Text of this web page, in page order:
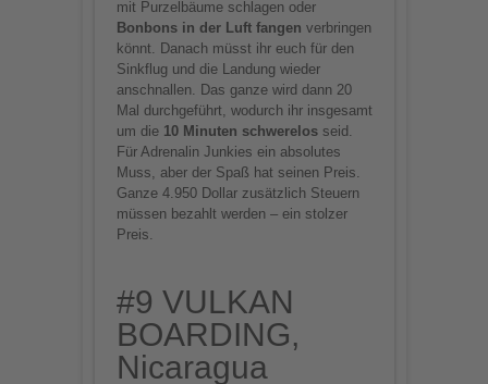
mit Purzelbäume schlagen oder
Bonbons in der Luft fangen verbringen
könnt. Danach müsst ihr euch für den
Sinkflug und die Landung wieder
anschnallen. Das ganze wird dann 20
Mal durchgeführt, wodurch ihr insgesamt
um die 10 Minuten schwerelosseid.
Für Adrenalin Junkies ein absolutes
Muss, aber der Spaß hat seinen Preis.
Ganze 4.950 Dollar zusätzlich Steuern
müssen bezahlt werden – ein stolzer
Preis.
#9 VULKAN
BOARDING,
Nicaragua